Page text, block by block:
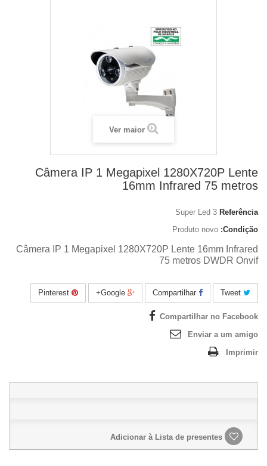
Ver maior
Câmera IP 1 Megapixel 1280X720P Lente
16mm Infrared 75 metros
Referência
Super Led 3
Condição:
Produto novo
Câmera IP 1 Megapixel 1280X720P Lente 16mm Infrared
75 metros DWDR Onvif
Compartilhar no Facebook
Enviar a um amigo
Imprimir